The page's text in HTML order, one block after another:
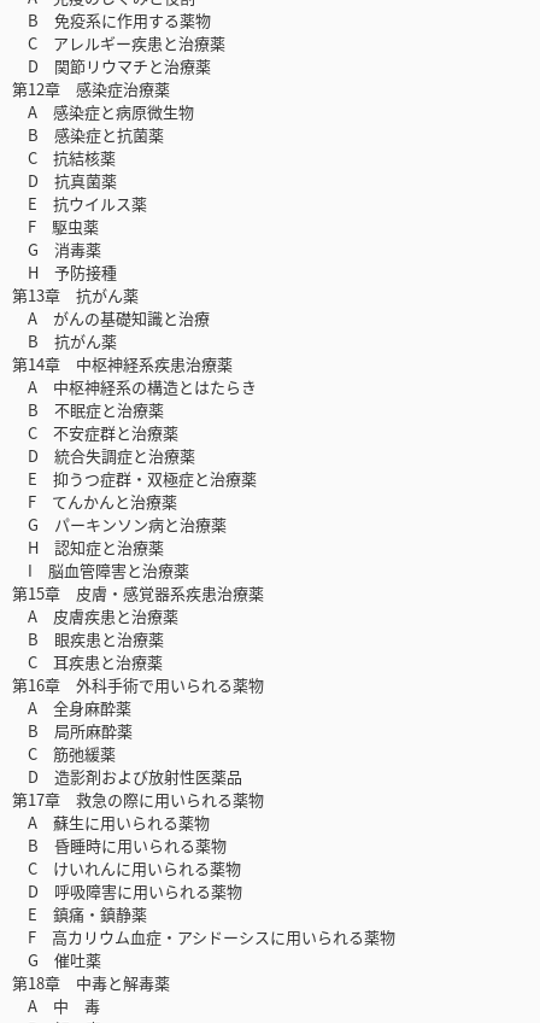
B 免疫系に作用する薬物
C アレルギー疾患と治療薬
D 関節リウマチと治療薬
第12章 感染症治療薬
A 感染症と病原微生物
B 感染症と抗菌薬
C 抗結核薬
D 抗真菌薬
E 抗ウイルス薬
F 駆虫薬
G 消毒薬
H 予防接種
第13章 抗がん薬
A がんの基礎知識と治療
B 抗がん薬
第14章 中枢神経系疾患治療薬
A 中枢神経系の構造とはたらき
B 不眠症と治療薬
C 不安症群と治療薬
D 統合失調症と治療薬
E 抑うつ症群・双極症と治療薬
F てんかんと治療薬
G パーキンソン病と治療薬
H 認知症と治療薬
I 脳血管障害と治療薬
第15章 皮膚・感覚器系疾患治療薬
A 皮膚疾患と治療薬
B 眼疾患と治療薬
C 耳疾患と治療薬
第16章 外科手術で用いられる薬物
A 全身麻酔薬
B 局所麻酔薬
C 筋弛緩薬
D 造影剤および放射性医薬品
第17章 救急の際に用いられる薬物
A 蘇生に用いられる薬物
B 昏睡時に用いられる薬物
C けいれんに用いられる薬物
D 呼吸障害に用いられる薬物
E 鎮痛・鎮静薬
F 高カリウム血症・アシドーシスに用いられる薬物
G 催吐薬
第18章 中毒と解毒薬
A 中 毒